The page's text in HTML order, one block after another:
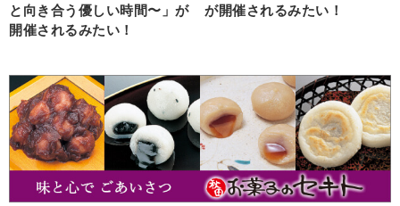
と向き合う優しい時間〜」が
開催されるみたい！
が開催されるみたい！